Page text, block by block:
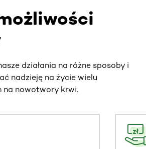
działania na różne sposoby i
nadzieję na życie wielu
na nowotwory krwi.